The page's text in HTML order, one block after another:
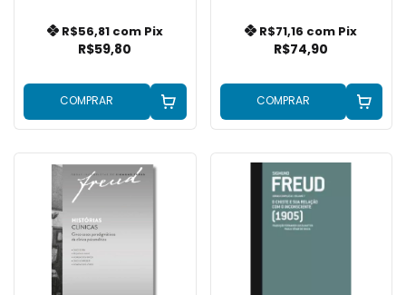
R$59,80
R$56,81 com Pix
COMPRAR
R$74,90
R$71,16 com Pix
COMPRAR